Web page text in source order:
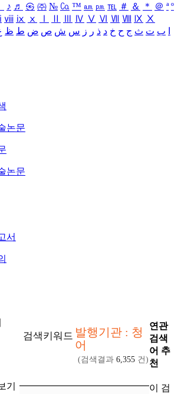
♪ ♬ ㉿ ㈜ № ㏇ ™ ㏂ ㏘ ℡ ＃ ＆ ＊ ＠ ª º
ⅷ ⅸ ⅹ Ⅳ Ⅴ Ⅵ Ⅶ Ⅷ Ⅸ Ⅹ
ب ت ث ج ح خ د ذ ر ز س ش ص ض ط ظ
논문
논문
서
기
검색키워드 발행기관 : 청
어
(검색결과 6,355 건)
연관
검색
어 추
천
이 검